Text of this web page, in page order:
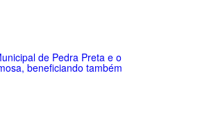
de Pedra Preta e o
beneficiando também